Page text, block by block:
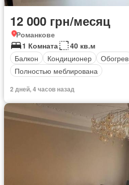
12 000 грн/месяц
Романкове
1 Комната
40 кв.м
Балкон
Кондиционер Обогрев
Полностью меблирована
2 дней, 4 часов назад